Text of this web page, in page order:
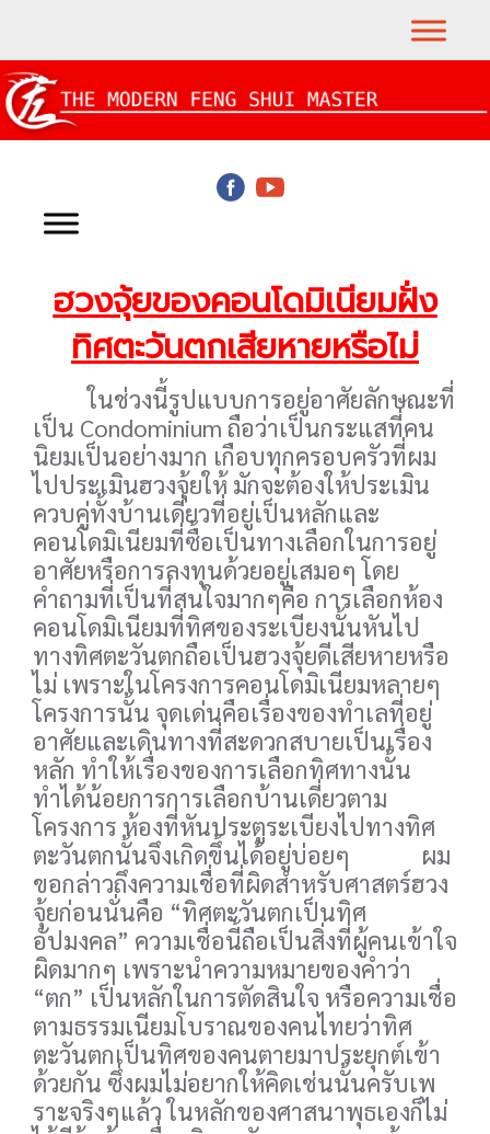
ฮวงจุ้ยของคอนโดมิเนียมฝั่ง
ทิศตะวันตกเสียหายหรือไม่
ในช่วงนี้รูปแบบการอยู่อาศัยลักษณะที่
เป็น Condominium ถือว่าเป็นกระแสที่คน
นิยมเป็นอย่างมาก เกือบทุกครอบครัวที่ผม
ไปประเมินฮวงจุ้ยให้ มักจะต้องให้ประเมิน
ควบคู่ทั้งบ้านเดี่ยวที่อยู่เป็นหลักและ
คอนโดมิเนียมที่ซื้อเป็นทางเลือกในการอยู่
อาศัยหรือการลงทุนด้วยอยู่เสมอๆ โดย
คำถามที่เป็นที่สนใจมากๆคือ การเลือกห้อง
คอนโดมิเนียมที่ทิศของระเบียงนั้นหันไป
ทางทิศตะวันตกถือเป็นฮวงจุ้ยดีเสียหายหรือ
ไม่ เพราะในโครงการคอนโดมิเนียมหลายๆ
โครงการนั้น จุดเด่นคือเรื่องของทำเลที่อยู่
อาศัยและเดินทางที่สะดวกสบายเป็นเรื่อง
หลัก ทำให้เรื่องของการเลือกทิศทางนั้น
ทำได้น้อยการการเลือกบ้านเดี่ยวตาม
โครงการ ห้องที่หันประตูระเบียงไปทางทิศ
ตะวันตกนั้นจึงเกิดขึ้นได้อยู่บ่อยๆ ผม
ขอกล่าวถึงความเชื่อที่ผิดสำหรับศาสตร์ฮวง
จุ้ยก่อนนั่นคือ “ทิศตะวันตกเป็นทิศ
อัปมงคล” ความเชื่อนี้ถือเป็นสิ่งที่ผู้คนเข้าใจ
ผิดมากๆ เพราะนำความหมายของคำว่า
“ตก” เป็นหลักในการตัดสินใจ หรือความเชื่อ
ตามธรรมเนียมโบราณของคนไทยว่าทิศ
ตะวันตกเป็นทิศของคนตายมาประยุกต์เข้า
ด้วยกัน ซึ่งผมไม่อยากให้คิดเช่นนั้นครับเพ
ราะจริงๆแล้ว ในหลักของศาสนาพุธเองก็ไม่